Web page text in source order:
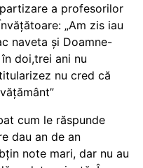
a profesorilor
„Am zis iau
naveta și Doamne-
doi,trei ani nu
nu cred că
cum le răspunde
dau an de an
note mari, dar nu au